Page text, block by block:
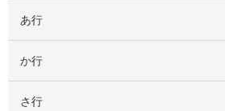
あ行
か行
さ行